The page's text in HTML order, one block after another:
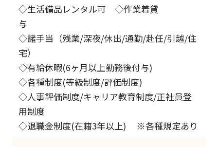
◇生活備品レンタル可 ◇作業着貸
与
◇諸手当（残業/深夜/休出/通勤/赴任/引越/住
宅）
◇有給休暇(6ヶ月以上勤務後付与)
◇各種制度(等級制度/評価制度)
◇人事評価制度/キャリア教育制度/正社員登
用制度
◇退職金制度(在籍3年以上) ※各種規定あり